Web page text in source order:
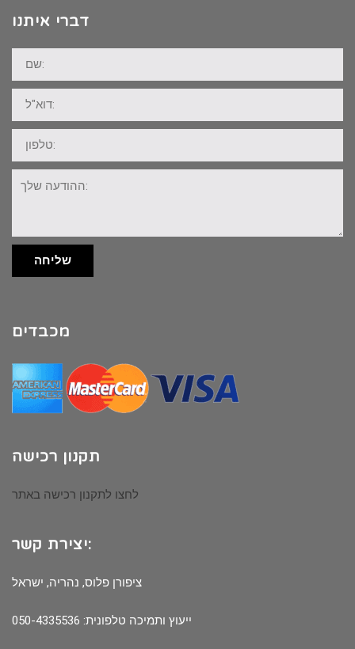
דברי איתנו
שם:
דוא"ל:
טלפון:
ההודעה
שלך:
שליחה
מכבדים
תקנון רכישה
לחצו לתקנון רכישה באתר
יצירת קשר:
ציפורן פלוס, נהריה, ישראל
ייעוץ ותמיכה טלפונית: 050-4335536